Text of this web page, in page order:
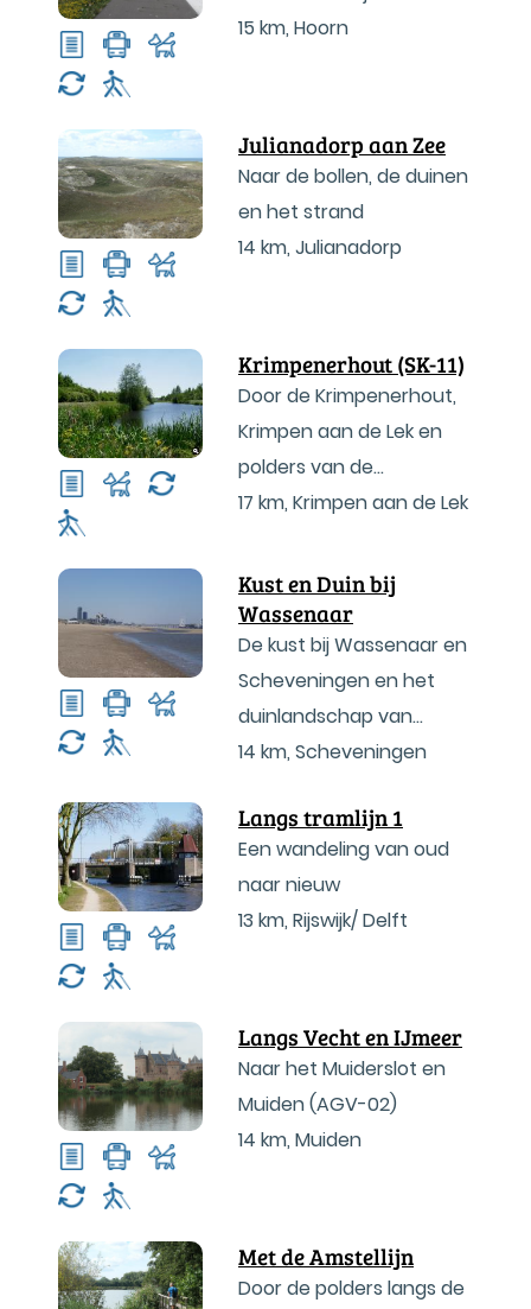
15 km, Hoorn
Julianadorp aan Zee
Naar de bollen, de duinen
en het strand
14 km, Julianadorp
Krimpenerhout (SK-11)
Door de Krimpenerhout,
Krimpen aan de Lek en
polders van de
Krimpenerwaard
17 km, Krimpen aan de Lek
Kust en Duin bij
Wassenaar
De kust bij Wassenaar en
Scheveningen en het
duinlandschap van
Meijendel en de
14 km, Scheveningen
Langs tramlijn 1
Een wandeling van oud
naar nieuw
13 km, Rijswijk/ Delft
Langs Vecht en IJmeer
Naar het Muiderslot en
Muiden (AGV-02)
14 km, Muiden
Met de Amstellijn
Door de polders langs de